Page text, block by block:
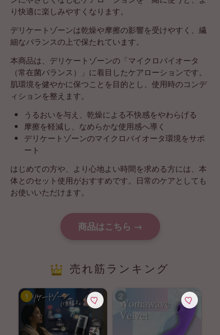
り快適に楽しみやすくなります。
デリケートゾーンは乾燥や摩擦の影響を受けやすく、繊
細なバランスの上で保たれています。
本商品は、デリケートゾーンの「マイクロバイオータ
（常在菌バランス）」に着目したケアローションです。
肌環境を健やかに保つことを目的とし、使用時のコンデ
ィションを整えます。
うるおいを与え、乾燥による不快感をやわらげる
摩擦を軽減し、なめらかな使用感へ導く
デリケートゾーンのマイクロバイオータ環境をサポ
ート
はじめての方や、より心地よい時間を求める方には、本
体とのセット使用がおすすめです。日常のケアとしても
お使いいただけます。
商品はこちら →
売れ筋ランキング